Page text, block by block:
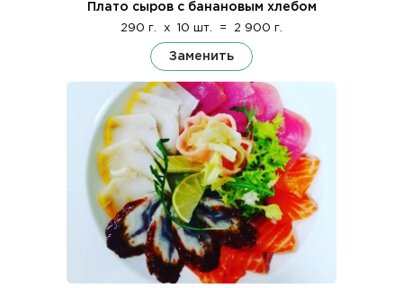
Плато сыров с банановым хлебом
290 г. x 10 шт. = 2 900 г.
Заменить